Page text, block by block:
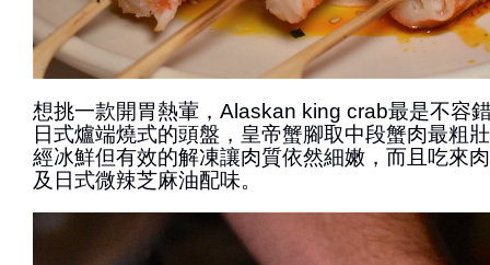
想挑一款開胃熱葷，Alaskan king crab最是不容
日式爐端燒式的頭盤，皇帝蟹腳取中段蟹肉最粗
經冰鮮但有效的解凍讓肉質依然細嫩，而且吃來
及日式微辣芝麻油配味。